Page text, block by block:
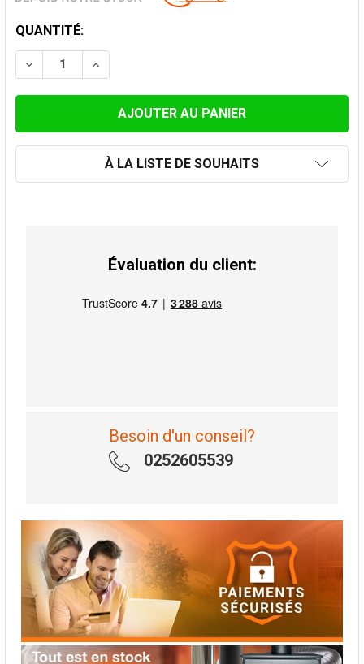
STOCK
ACTUEL:
QUANTITÉ:
DIMINUER LA QUANTITÉ DE ELÈMENT 100CM Ø 100MM.
AUGMENTER LA QUANTITÉ DE ELÈMENT
À LA LISTE DE SOUHAITS
Évaluation du client:
Besoin d'un conseil?
0252605539